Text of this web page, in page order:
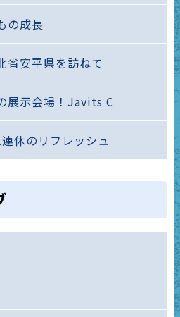
の成長
省安平県を訪ねて
展示会場！Javits C
休のリフレッシュ